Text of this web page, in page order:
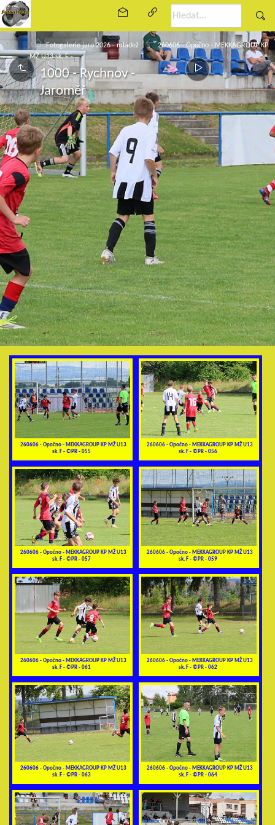
Fotogalerie jaro 2026 - mládež
260606 - Opočno - MEKKAGROUP KP
MŽ U13 sk. F -…
1000 - Rychnov -
Jaroměř
260606 - Opočno - MEKKAGROUP KP MŽ U13
sk. F - ©PR - 055
260606 - Opočno - MEKKAGROUP KP MŽ U13
sk. F - ©PR - 056
260606 - Opočno - MEKKAGROUP KP MŽ U13
sk. F - ©PR - 057
260606 - Opočno - MEKKAGROUP KP MŽ U13
sk. F - ©PR - 059
260606 - Opočno - MEKKAGROUP KP MŽ U13
sk. F - ©PR - 061
260606 - Opočno - MEKKAGROUP KP MŽ U13
sk. F - ©PR - 062
260606 - Opočno - MEKKAGROUP KP MŽ U13
sk. F - ©PR - 063
260606 - Opočno - MEKKAGROUP KP MŽ U13
sk. F - ©PR - 064